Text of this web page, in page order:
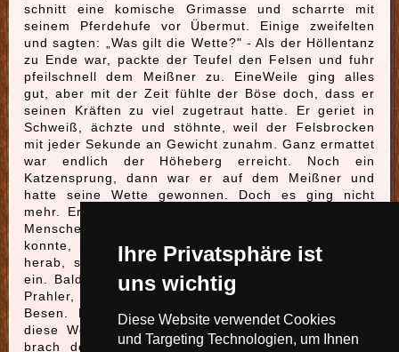
Ihre Privatsphäre ist
uns wichtig
Diese Website verwendet Cookies
und Targeting Technologien, um Ihnen
schnitt eine komische Grimasse und scharrte mit
seinem Pferdehufe vor Übermut. Einige zweifelten
und sagten: „Was gilt die Wette?" - Als der Höllentanz
zu Ende war, packte der Teufel den Felsen und fuhr
pfeilschnell dem Meißner zu. EineWeile ging alles
gut, aber mit der Zeit fühlte der Böse doch, dass er
seinen Kräften zu viel zugetraut hatte. Er geriet in
Schweiß, ächzte und stöhnte, weil der Felsbrocken
mit jeder Sekunde an Gewicht zunahm. Ganz ermattet
war endlich der Höheberg erreicht. Noch ein
Katzensprung, dann war er auf dem Meißner und
hatte seine Wette gewonnen. Doch es ging nicht
mehr. Er musste ausruhen und dachte, es in dieser
Menschenleeren Gegend, wo ihr doch niemand sehen
konnte, ruhig tun zu können. Er fuhr aus der Höhe
herab, streckte seine Glieder im Grase und schlief
ein. Bald aber störte ihn Hexengeschrei Ei Hans, du
Prahler, bist erst hier!", rief ein Hexelein auf ihrem
Besen. Erschrocken und zornig zugleich, sich auf
diese Weise ertappt zu sehen, fuhr er in die Luft,
brach der Frechen das Genick und rupfte sie in